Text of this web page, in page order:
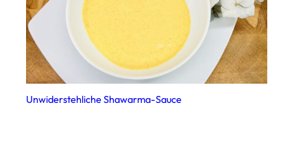
Unwiderstehliche Shawarma-Sauce